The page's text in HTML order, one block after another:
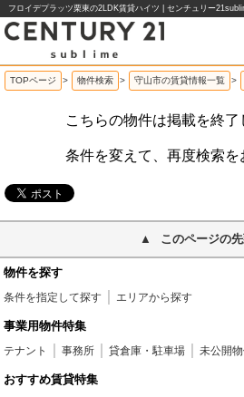
フロイデプラッツ栗東の2LDK賃貸ハイツ | センチュリー
TOPページ > 物件検索 > 守山市の賃貸情報一覧 >
こちらの物件は掲載を終了
条件を変えて、再度検索を
このページの
物件を探す
条件を指定して探す エリアから探す
事業用物件特集
テナント 事務所 貸倉庫・駐車場 未公開
おすすめ賃貸特集